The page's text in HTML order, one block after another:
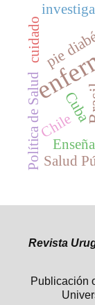
pie
Cuba
Salud
Política de SaludChile
cuidado
Revista
Publicación